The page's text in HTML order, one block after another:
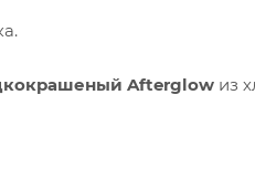
Afterglow из